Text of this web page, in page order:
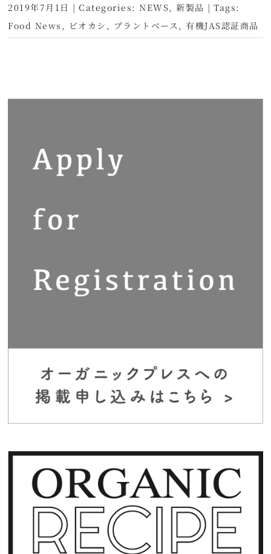
2019年7月1日 | Categories: NEWS,新製品 | Tags:
Food News , ビオカシ , プラントベース , 有機JAS認証商品